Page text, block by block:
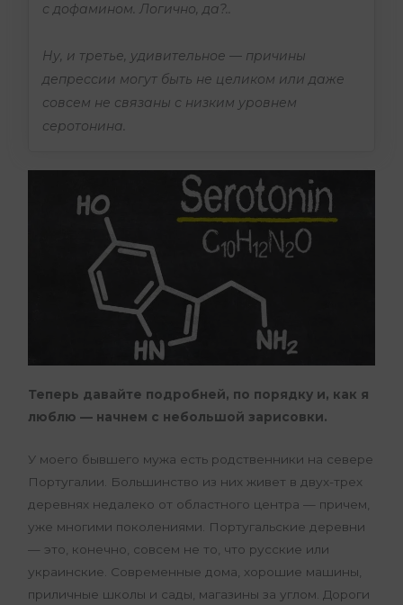
с дофамином. Логично, да?..
Ну, и третье, удивительное — причины
депрессии могут быть не целиком или даже
совсем не связаны с низким уровнем
серотонина.
Теперь давайте подробней, по порядку и, как я
люблю — начнем с небольшой зарисовки.
У моего бывшего мужа есть родственники на севере
Португалии. Большинство из них живет в двух-трех
деревнях недалеко от областного центра — причем,
уже многими поколениями. Португальские деревни
— это, конечно, совсем не то, что русские или
украинские. Современные дома, хорошие машины,
приличные школы и сады, магазины за углом. Дороги